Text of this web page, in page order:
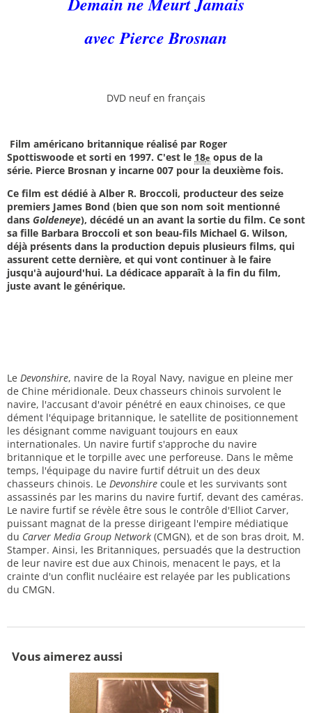
avec Pierce Brosnan
DVD neuf en français
Film américano britannique réalisé par Roger
Spottiswoode et sorti en 1997. C'est le 18e opus de la
série. Pierce Brosnan y incarne 007 pour la deuxième fois.
Ce film est dédié à Alber R. Broccoli, producteur des seize
premiers James Bond (bien que son nom soit mentionné
dans Goldeneye), décédé un an avant la sortie du film. Ce sont
sa fille Barbara Broccoli et son beau-fils Michael G. Wilson,
déjà présents dans la production depuis plusieurs films, qui
assurent cette dernière, et qui vont continuer à le faire
jusqu'à aujourd'hui. La dédicace apparaît à la fin du film,
juste avant le générique.
Le Devonshire, navire de la Royal Navy, navigue en pleine mer
de Chine méridionale. Deux chasseurs chinois survolent le
navire, l'accusant d'avoir pénétré en eaux chinoises, ce que
dément l'équipage britannique, le satellite de positionnement
les désignant comme naviguant toujours en eaux
internationales. Un navire furtif s'approche du navire
britannique et le torpille avec une perforeuse. Dans le même
temps, l'équipage du navire furtif détruit un des deux
chasseurs chinois. Le Devonshire coule et les survivants sont
assassinés par les marins du navire furtif, devant des caméras.
Le navire furtif se révèle être sous le contrôle d'Elliot Carver,
puissant magnat de la presse dirigeant l'empire médiatique
du Carver Media Group Network (CMGN), et de son bras droit, M.
Stamper. Ainsi, les Britanniques, persuadés que la destruction
de leur navire est due aux Chinois, menacent le pays, et la
crainte d'un conflit nucléaire est relayée par les publications
du CMGN.
Vous aimerez aussi